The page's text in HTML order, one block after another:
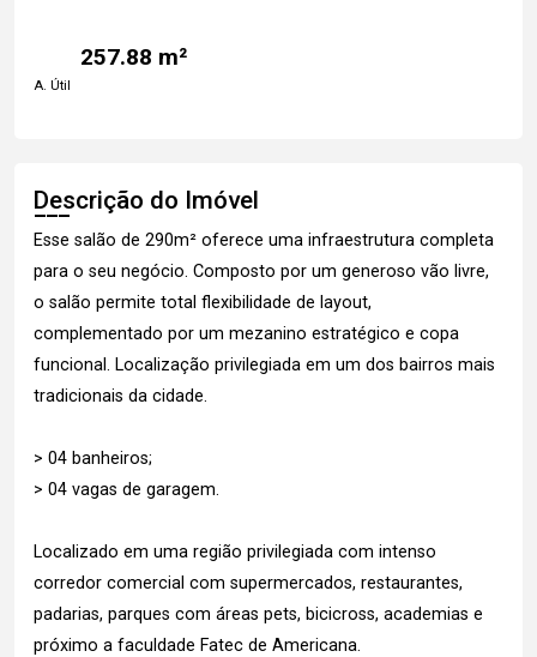
257.88 m²
A. Útil
Descrição do Imóvel
Esse salão de 290m² oferece uma infraestrutura completa
para o seu negócio. Composto por um generoso vão livre,
o salão permite total flexibilidade de layout,
complementado por um mezanino estratégico e copa
funcional. Localização privilegiada em um dos bairros mais
tradicionais da cidade.
> 04 banheiros;
> 04 vagas de garagem.
Localizado em uma região privilegiada com intenso
corredor comercial com supermercados, restaurantes,
padarias, parques com áreas pets, bicicross, academias e
próximo a faculdade Fatec de Americana.